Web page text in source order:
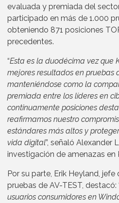
evaluada y premiada del
participado en más de 1.000
obteniendo 871 posiciones
precedentes.
“Esta es la duodécima vez que
mejores resultados en pruebas
manteniéndose como la
premiada entre los líderes en
continuamente posiciones
reafirmamos nuestro
estándares más altos y
vida digital”, señaló Alexander
investigación de amenazas en
Por su parte, Erik Heyland,
pruebas de AV-TEST, destacó:
usuarios consumidores en